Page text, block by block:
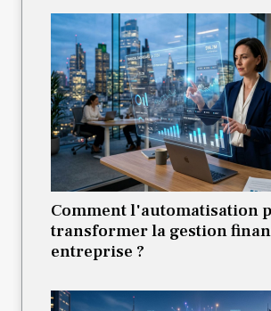
Comment l'automatisation
transformer la gestion
entreprise ?